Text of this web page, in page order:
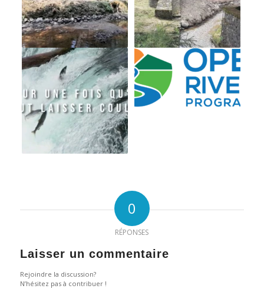
0
RÉPONSES
Laisser un commentaire
Rejoindre la discussion?
N’hésitez pas à contribuer !